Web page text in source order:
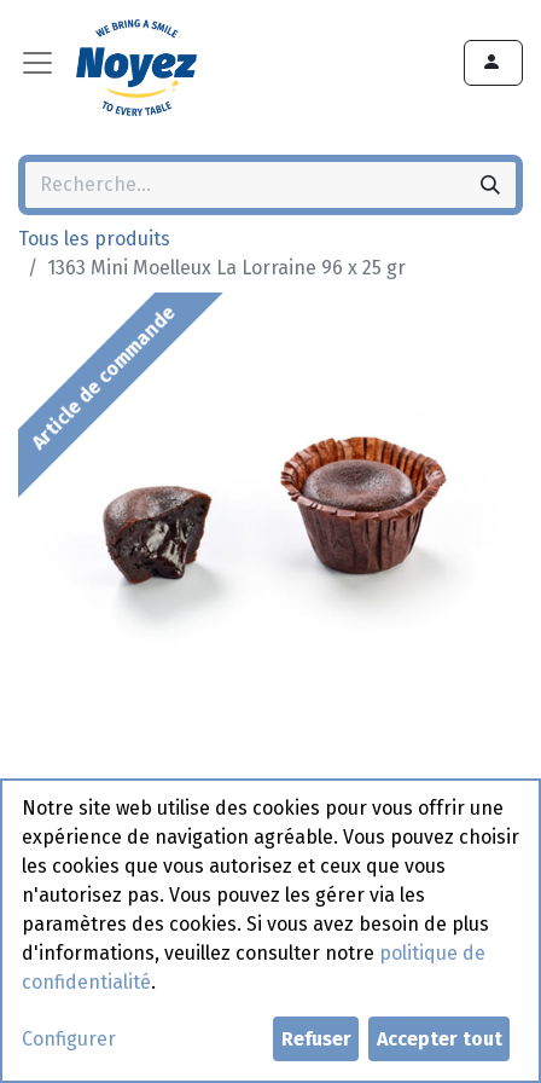
Tous les produits
1363 Mini Moelleux La Lorraine 96 x 25 gr
Article de commande
1363 Mini Moelleux La Lorraine
96 x 25 gr
Article de commande
Demander un compte
Notre site web utilise des cookies pour vous offrir une
expérience de navigation agréable. Vous pouvez choisir
les cookies que vous autorisez et ceux que vous
n'autorisez pas. Vous pouvez les gérer via les
paramètres des cookies. Si vous avez besoin de plus
d'informations, veuillez consulter notre politique de
confidentialité.
Configurer Refuser Accepter tout